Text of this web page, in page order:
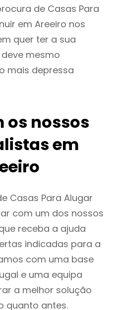
de Casas Para
em Areeiro nos
quer ter a sua
deve mesmo
mais depressa
os nossos
em
Casas Para Alugar
com um dos nossos
receba a ajuda
indicadas para a
com uma base
e uma equipa
a melhor solução
quanto antes.